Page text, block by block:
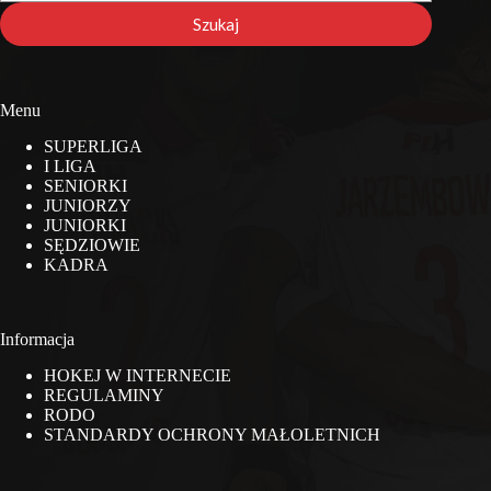
stronie
Szukaj
Menu
SUPERLIGA
I LIGA
SENIORKI
JUNIORZY
JUNIORKI
SĘDZIOWIE
KADRA
Informacja
HOKEJ W INTERNECIE
REGULAMINY
RODO
STANDARDY OCHRONY MAŁOLETNICH